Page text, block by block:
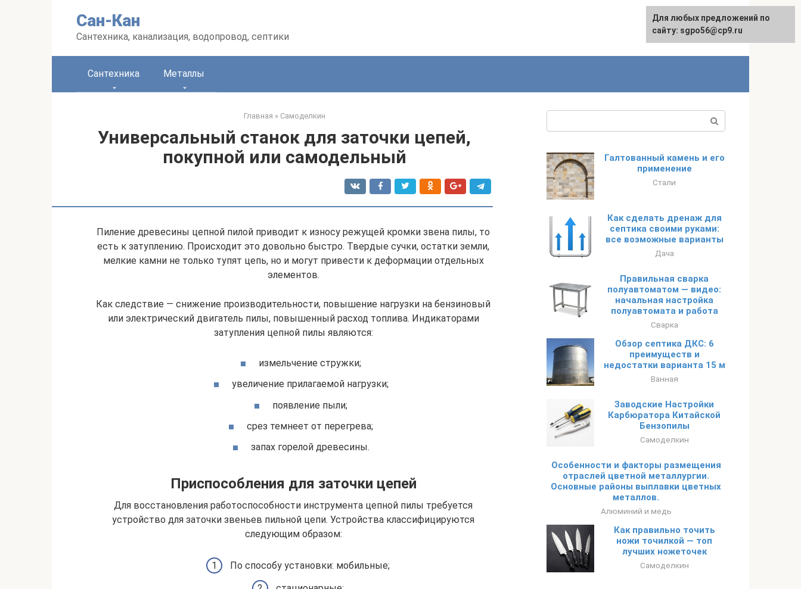
Сан-Кан
Сантехника, канализация, водопровод, септики
English
Сантехника Металлы
Главная » Самоделкин
Универсальный станок для заточки цепей,
покупной или самодельный
Пиление древесины цепной пилой приводит к износу режущей кромки звена пилы, то
есть к затуплению. Происходит это довольно быстро. Твердые сучки, остатки земли,
мелкие камни не только тупят цепь, но и могут привести к деформации отдельных
элементов.
Как следствие — снижение производительности, повышение нагрузки на бензиновый
или электрический двигатель пилы, повышенный расход топлива. Индикаторами
затупления цепной пилы являются:
измельчение стружки;
увеличение прилагаемой нагрузки;
появление пыли;
срез темнеет от перегрева;
запах горелой древесины.
Приспособления для заточки цепей
Для восстановления работоспособности инструмента цепной пилы требуется
устройство для заточки звеньев пильной цепи. Устройства классифицируются
следующим образом:
По способу установки: мобильные;
Галтованный камень и его
применение
Стали
Как сделать дренаж для
септика своими руками:
все возможные варианты
Дача
Правильная сварка
полуавтоматом — видео:
начальная настройка
полуавтомата и работа
Сварка
Обзор септика ДКС: 6
преимуществ и
недостатки варианта 15 м
Ванная
Заводские Настройки
Карбюратора Китайской
Бензопилы
Самоделкин
Особенности и факторы размещения
отраслей цветной металлургии.
Основные районы выплавки цветных
металлов.
Алюминий и медь
Как правильно точить
ножи точилкой — топ
лучших ножеточек
Самоделкин
Для любых предложений по
сайту: sgpo56@cp9.ru